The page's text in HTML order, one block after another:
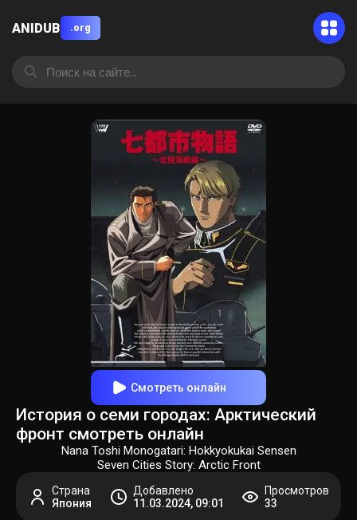
ANIDUB .org
Смотреть онлайн
История о семи городах: Арктический
фронт смотреть онлайн
Nana Toshi Monogatari: Hokkyokukai Sensen
Seven Cities Story: Arctic Front
Страна
Япония
Добавлено
11.03.2024, 09:01
Просмотров
33